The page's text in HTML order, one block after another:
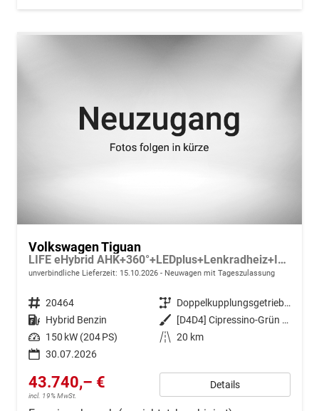
Volkswagen Tiguan
LIFE eHybrid AHK+360°+LEDplus+Lenkradheiz+IQ.Drive+ACC+AppConnect+eHeck
unverbindliche Lieferzeit: 15.10.2026 Neuwagen mit Tageszulassung
Fahrzeugnr. 20464 Getriebe
Doppelkupplungsgetriebe (DSG)
Kraftstoff Hybrid Benzin Außenfarbe
[D4D4] Cipressino-Grün Metallic
Leistung 150 kW (204 PS) Kilometerstand 20 km
30.07.2026
43.740,– €
incl. 19% MwSt.
Details